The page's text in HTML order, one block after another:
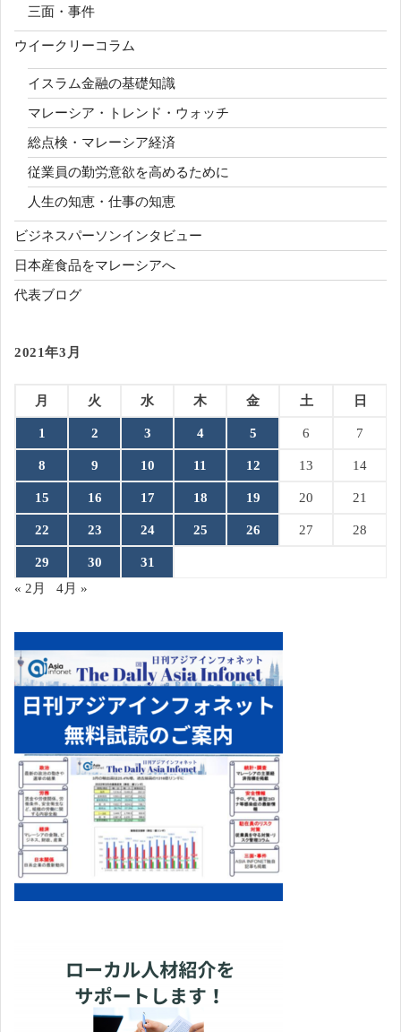
三面・事件
ウイークリーコラム
イスラム金融の基礎知識
マレーシア・トレンド・ウォッチ
総点検・マレーシア経済
従業員の勤労意欲を高めるために
人生の知恵・仕事の知恵
ビジネスパーソンインタビュー
日本産食品をマレーシアへ
代表ブログ
2021年3月
月 火 水 木 金 土 日
1 2 3 4 5 6 7
8 9 10 11 12 13 14
15 16 17 18 19 20 21
22 23 24 25 26 27 28
29 30
31
« 2月
4月 »